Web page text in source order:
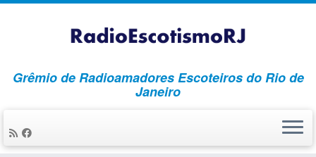
Grêmio de Radioamadores Escoteiros do Rio de
Janeiro